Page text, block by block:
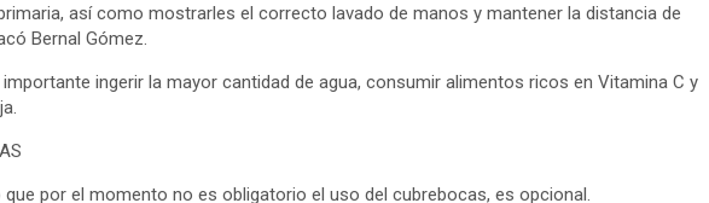
así como mostrarles el correcto lavado de manos y mantener la distancia de
Bernal Gómez.
ingerir la mayor cantidad de agua, consumir alimentos ricos en Vitamina C y
por el momento no es obligatorio el uso del cubrebocas, es opcional.